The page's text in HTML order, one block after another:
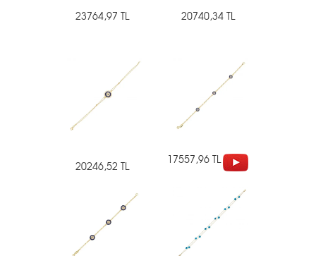
23764,97 TL 20740,34 TL
20246,52 TL 17557,96 TL